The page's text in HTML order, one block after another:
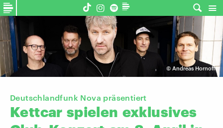
© Andreas Hornoff
Deutschlandfunk Nova präsentiert
Kettcar spielen exklusives